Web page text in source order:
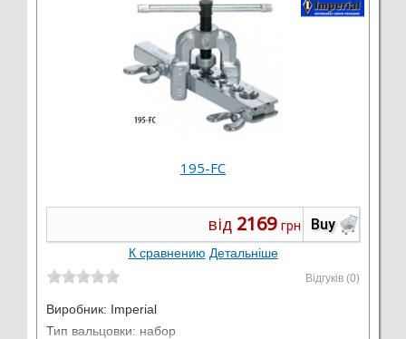
195-FС
Buy
від 2169 грн
К сравнению Детальніше
Відгуків (0)
Виробник: Imperial
Тип вальцовки: набор